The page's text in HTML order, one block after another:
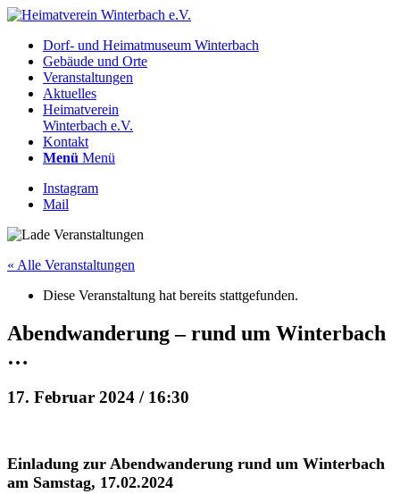
Dorf- und Heimatmuseum Winterbach
Gebäude und Orte
Veranstaltungen
Aktuelles
Heimatverein
Winterbach e.V.
Kontakt
Menü Menü
Instagram
Mail
« Alle Veranstaltungen
Diese Veranstaltung hat bereits stattgefunden.
Abendwanderung – rund um Winterbach
…
17. Februar 2024 / 16:30
Einladung zur Abendwanderung rund um Winterbach
am Samstag, 17.02.2024